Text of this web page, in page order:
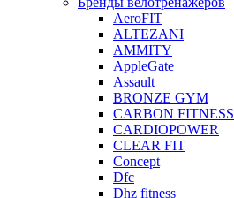
AeroFIT
ALTEZANI
AMMITY
AppleGate
Assault
BRONZE GYM
CARBON FITNESS
CARDIOPOWER
CLEAR FIT
Concept
Dfc
Dhz fitness